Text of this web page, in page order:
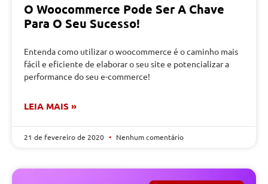
O Woocommerce Pode Ser A Chave
Para O Seu Sucesso!
Entenda como utilizar o woocommerce é o caminho mais
fácil e eficiente de elaborar o seu site e potencializar a
performance do seu e-commerce!
LEIA MAIS »
21 de fevereiro de 2020 Nenhum comentário